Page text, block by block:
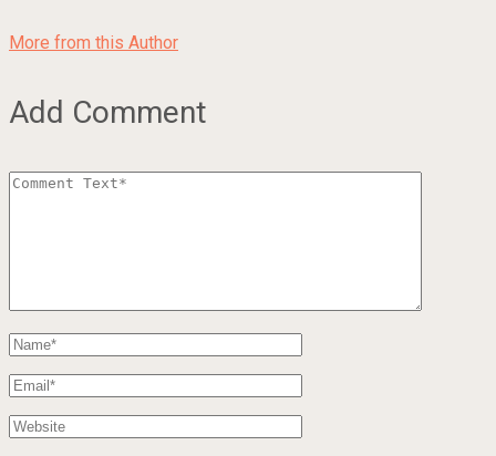
More from this Author
Add Comment